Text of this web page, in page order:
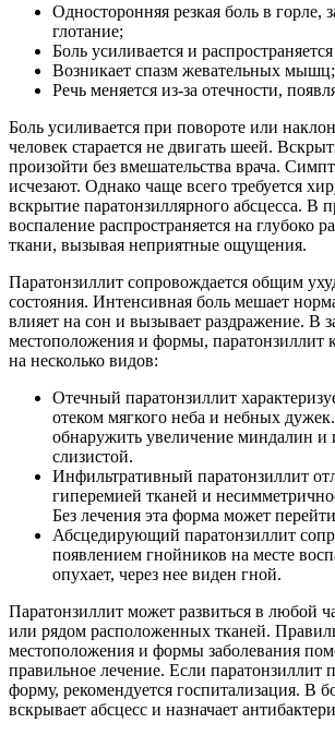
Односторонняя резкая боль в горле,
глотание;
Боль усиливается и
Возникает спазм жевательных мышц;
Речь меняется из-за отечности,
Боль усиливается при повороте или
человек старается не двигать шеей.
произойти без вмешательства врача.
исчезают. Однако чаще всего требуется
вскрытие паратонзиллярного абсцесса. В
воспаление распространяется на глубоко
ткани, вызывая неприятные ощущения.
Паратонзиллит сопровождается общим
состояния. Интенсивная боль мешает
влияет на сон и вызывает раздражение. В
местоположения и формы, паратонзиллит
на несколько видов:
Отечный паратонзиллит
отеком мягкого неба и небных
обнаружить увеличение миндалин и
слизистой.
Инфильтративный паратонзиллит
гиперемией тканей и
Без лечения эта форма может
Абсцедирующий паратонзиллит
появлением гнойников на месте
опухает, через нее виден гной.
Паратонзиллит может развиться в любой
или рядом расположенных тканей.
местоположения и формы заболевания
правильное лечение. Если паратонзиллит
форму, рекомендуется госпитализация. В
вскрывает абсцесс и назначает